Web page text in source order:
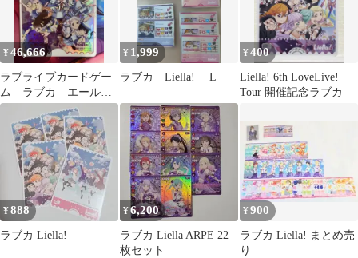
¥46,666
ラブライブカードゲー
ム ラブカ エール
SP-pb2-E17-LLE
¥ 1,999
ラブカ Liella! L
¥400
Liella! 6th LoveLive!
Tour 開催記念ラブカ
¥888
ラブカ Liella!
¥6,200
ラブカ Liella ARPE 22
枚セット
¥900
ラブカ Liella! まとめ売
り